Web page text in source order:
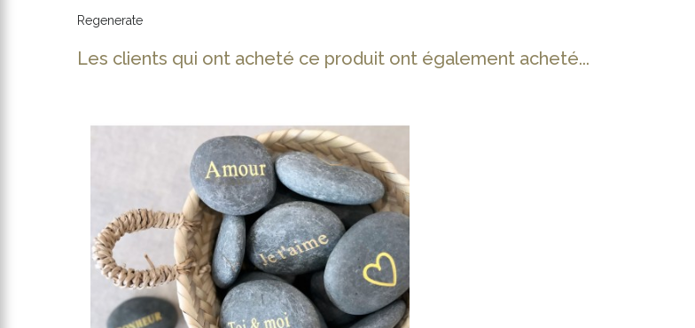
Regenerate
Les clients qui ont acheté ce produit ont également acheté...